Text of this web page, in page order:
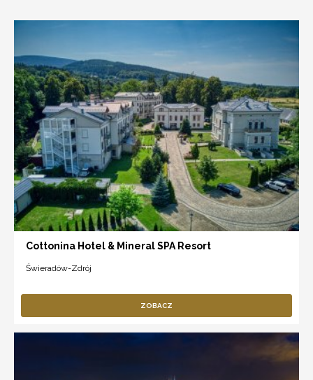
Cottonina Hotel & Mineral SPA Resort
Świeradów-Zdrój
ZOBACZ